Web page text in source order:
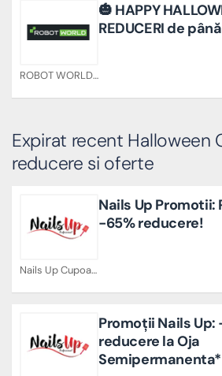
ROBOT WORLD Cupoane
🎃 HAPPY
REDUCERI de
Expirat recent Halloween
reducere si oferte
Nails Up Cupoane
Nails Up Promotii:
-65% reducere!
Promoții Nails Up:
reducere la Oja
Semipermanenta*